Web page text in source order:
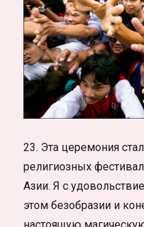
23. Эта церемония
религиозных
Азии. Я с
этом безобразии и